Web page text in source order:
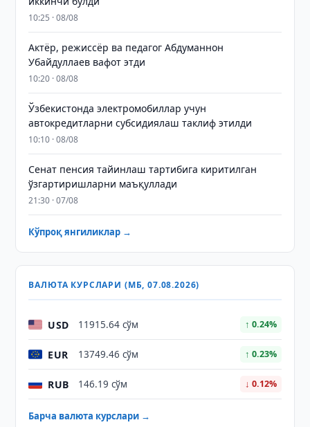
10:25 · 08/08
Актёр, режиссёр ва педагог Абдуманнон
Убайдуллаев вафот этди
10:20 · 08/08
Ўзбекистонда электромобиллар учун
автокредитларни субсидиялаш таклиф этилди
10:10 · 08/08
Сенат пенсия тайинлаш тартибига киритилган
ўзгартиришларни маъқуллади
21:30 · 07/08
Кўпроқ янгиликлар →
ВАЛЮТА КУРСЛАРИ (МБ, 07.08.2026)
USD 11915.64 сўм ↑ 0.24%
EUR 13749.46 сўм ↑ 0.23%
RUB 146.19 сўм ↓ 0.12%
Барча валюта курслари →